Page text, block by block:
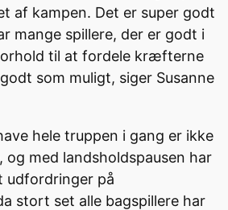
af kampen. Det er super godt
mange spillere, der er godt i
til at fordele kræfterne
som muligt, siger Susanne
hele truppen i gang er ikke
og med landsholdspausen har
udfordringer på
stort set alle bagspillere har